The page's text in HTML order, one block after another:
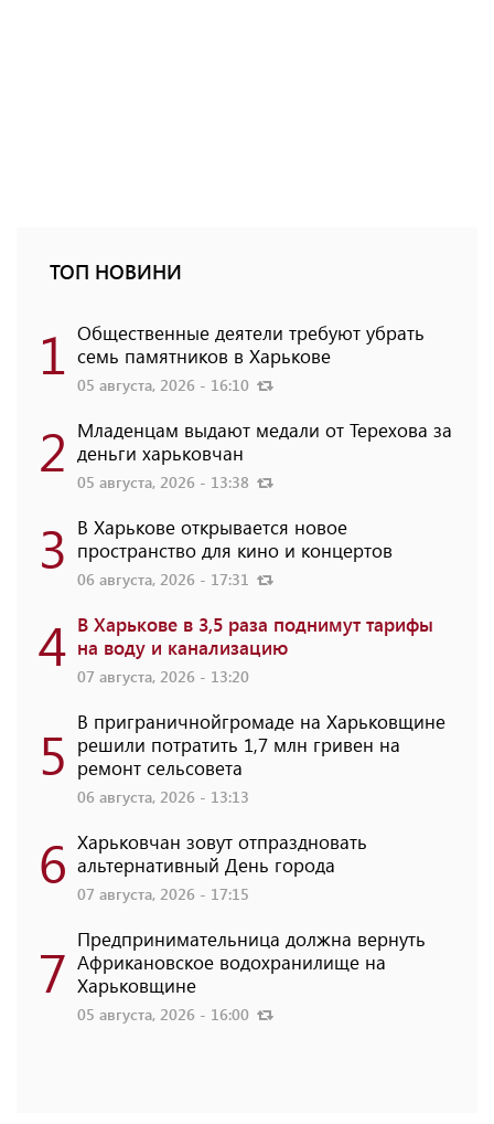
ТОП НОВИНИ
1 Общественные деятели требуют убрать
семь памятников в Харькове
05 августа, 2026 - 16:10
2 Младенцам выдают медали от Терехова за
деньги харьковчан
05 августа, 2026 - 13:38
3 В Харькове открывается новое
пространство для кино и концертов
06 августа, 2026 - 17:31
4 В Харькове в 3,5 раза поднимут тарифы
на воду и канализацию
07 августа, 2026 - 13:20
5 В приграничнойгромаде на Харьковщине
решили потратить 1,7 млн ​​гривен на
ремонт сельсовета
06 августа, 2026 - 13:13
6 Харьковчан зовут отпраздновать
альтернативный День города
07 августа, 2026 - 17:15
7 Предпринимательница должна вернуть
Африкановское водохранилище на
Харьковщине
05 августа, 2026 - 16:00